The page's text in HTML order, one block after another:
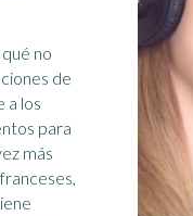
no
de
a los
para
más